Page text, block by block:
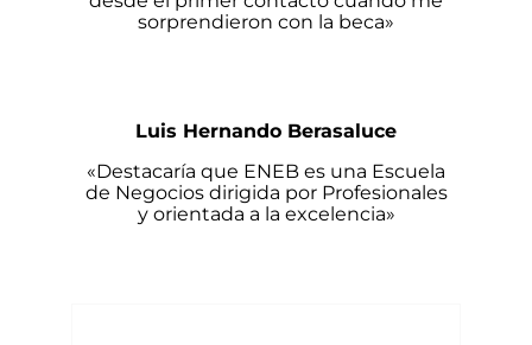
sorprendieron con la beca»
Luis Hernando Berasaluce
«Destacaría que ENEB es una Escuela
de Negocios dirigida por Profesionales
y orientada a la excelencia»